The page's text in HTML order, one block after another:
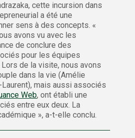
cette incursion dans
a été une
sens à des concepts. «
avons vu avec les
de conclure des
pour les équipes
de la visite, nous avons
dans la vie (Amélie
mais aussi associés
Web, ont établi une
entre eux deux. La
», a-t-elle conclu.